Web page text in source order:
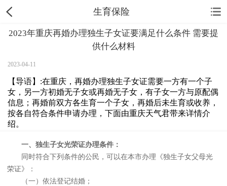
生育保险
2023年重庆再婚办理独生子女证要满足什么条件 需要提
供什么材料
2023-04-11
【导语】:在重庆，再婚办理独生子女证需要一方有一个子
女，另一方初婚无子女或再婚无子女，有子女一方与原配偶
信息；再婚前双方各生育一个子女，再婚后未生育或收养，
按各自符合条件申请办理，下面由重庆天气君带来详情介
绍。
一、独生子女光荣证办理条件：
同时符合下列条件的公民，可以在本市办理《独生子女父母光
荣证》：
（一）依法登记结婚；